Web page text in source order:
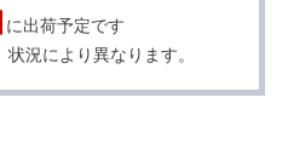
に出荷予定です
況により異なります。